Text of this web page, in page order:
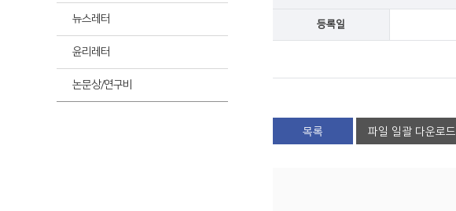
최신VOD
뉴스레터
윤리레터
논문상/연구비
등록일
목록 파일 일괄 다운로드